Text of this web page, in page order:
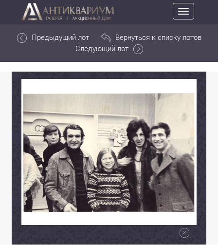
Toggle
navigation
Предыдущий лот
Вернуться к списку лотов
Следующий лот